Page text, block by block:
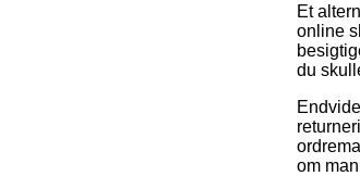
Et
online
du
om